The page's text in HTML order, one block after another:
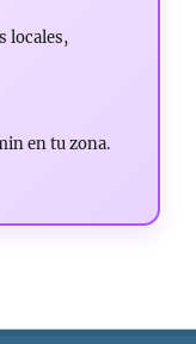
locales,
en tu zona.